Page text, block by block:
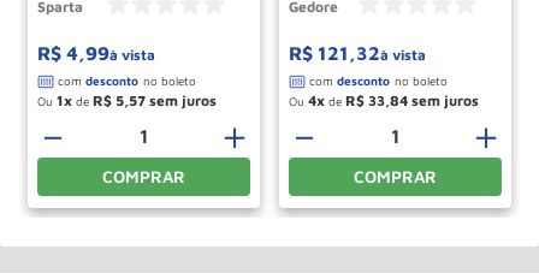
Sparta
R$ 4 99à vista
Ou 1 de R$ 5 57
＋
－
COMPRAR
Gedore
R$ 121 32à vista
Ou 4 de R$ 33 84
＋
－
COMPRAR